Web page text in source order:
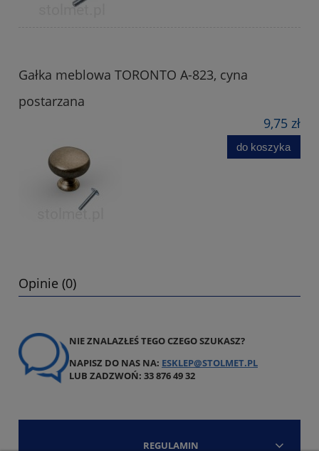
Gałka meblowa TORONTO A-823, cyna
postarzana
9,75 zł
do koszyka
Opinie (0)
NIE ZNALAZŁEŚ TEGO CZEGO SZUKASZ?
NAPISZ DO NAS NA: ESKLEP@STOLMET.PL
LUB ZADZWOŃ: 33 876 49 32
REGULAMIN